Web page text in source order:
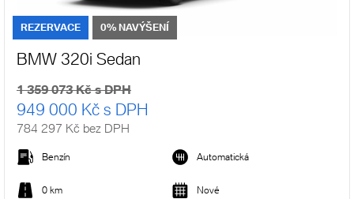
REZERVACE 0% NAVÝŠENÍ
BMW 320i Sedan
1 359 073 Kč s DPH
949 000 Kč s DPH
784 297 Kč bez DPH
Benzín Automatická
0 km Nové